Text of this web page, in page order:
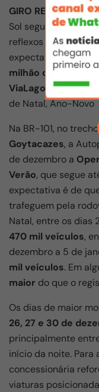
GIRO REGIÃO– O
Sol segue intenso
reflexos nas
expectativa das
milhão de veículos
ViaLagos (RJ-124)
de Natal, Ano-Novo
Na BR-101, no
Goytacazes, a
de dezembro a
Verão, que segue
expectativa é de
trafeguem pela
Natal, entre os dias
470 mil veículos,
dezembro a 5 de
mil veículos. Em
maior do que o
Os dias de maior
26, 27 e 30 de
principalmente
início da noite. Para
concessionária
viaturas